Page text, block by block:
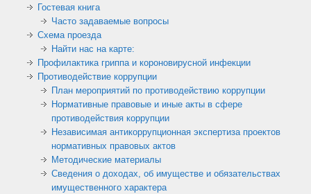
Гостевая книга
Часто задаваемые вопросы
Схема проезда
Найти нас на карте:
Профилактика гриппа и короновирусной инфекции
Противодействие коррупции
План мероприятий по противодействию коррупции
Нормативные правовые и иные акты в сфере
противодействия коррупции
Независимая антикоррупционная экспертиза проектов
нормативных правовых актов
Методические материалы
Сведения о доходах, об имуществе и обязательствах
имущественного характера